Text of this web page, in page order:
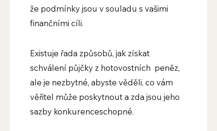
že podmínky jsou v souladu s vašimi
finančními cíli.
Existuje řada způsobů, jak získat
schválení půjčky z hotovostních peněz,
ale je nezbytné, abyste věděli, co vám
věřitel může poskytnout a zda jsou jeho
sazby konkurenceschopné.